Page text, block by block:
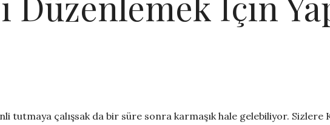
tutmaya çalışsak da bir süre sonra karmaşık hale gelebiliyor. Sizlere